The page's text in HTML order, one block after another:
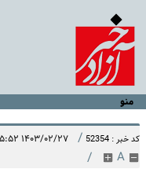
منو
کد خبر : 52354 / ۱۴۰۳/۰۲/۲۷ ۱۹:۱۵:۵۲
A
/